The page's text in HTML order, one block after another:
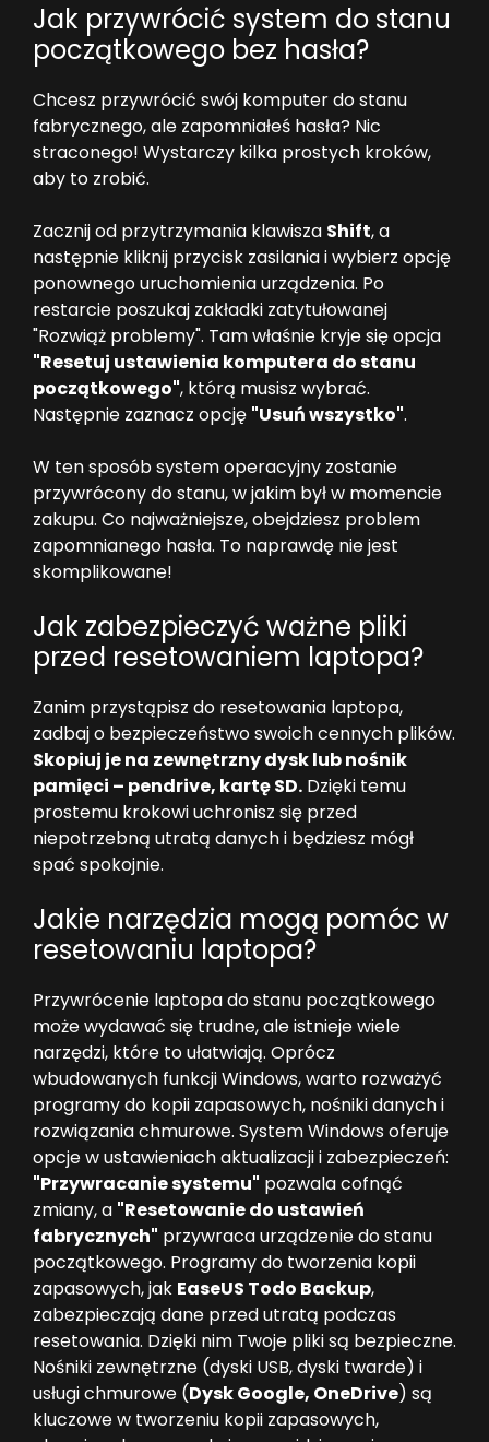
Jak przywrócić system do stanu
początkowego bez hasła?
Chcesz przywrócić swój komputer do stanu
fabrycznego, ale zapomniałeś hasła? Nic
straconego! Wystarczy kilka prostych kroków,
aby to zrobić.
Zacznij od przytrzymania klawisza Shift, a
następnie kliknij przycisk zasilania i wybierz opcję
ponownego uruchomienia urządzenia. Po
restarcie poszukaj zakładki zatytułowanej
"Rozwiąż problemy". Tam właśnie kryje się opcja
"Resetuj ustawienia komputera do stanu
początkowego", którą musisz wybrać.
Następnie zaznacz opcję "Usuń wszystko".
W ten sposób system operacyjny zostanie
przywrócony do stanu, w jakim był w momencie
zakupu. Co najważniejsze, obejdziesz problem
zapomnianego hasła. To naprawdę nie jest
skomplikowane!
Jak zabezpieczyć ważne pliki
przed resetowaniem laptopa?
Zanim przystąpisz do resetowania laptopa,
zadbaj o bezpieczeństwo swoich cennych plików.
Skopiuj je na zewnętrzny dysk lub nośnik
pamięci – pendrive, kartę SD. Dzięki temu
prostemu krokowi uchronisz się przed
niepotrzebną utratą danych i będziesz mógł
spać spokojnie.
Jakie narzędzia mogą pomóc w
resetowaniu laptopa?
Przywrócenie laptopa do stanu początkowego
może wydawać się trudne, ale istnieje wiele
narzędzi, które to ułatwiają. Oprócz
wbudowanych funkcji Windows, warto rozważyć
programy do kopii zapasowych, nośniki danych i
rozwiązania chmurowe. System Windows oferuje
opcje w ustawieniach aktualizacji i zabezpieczeń:
"Przywracanie systemu" pozwala cofnąć
zmiany, a "Resetowanie do ustawień
fabrycznych" przywraca urządzenie do stanu
początkowego. Programy do tworzenia kopii
zapasowych, jak EaseUS Todo Backup,
zabezpieczają dane przed utratą podczas
resetowania. Dzięki nim Twoje pliki są bezpieczne.
Nośniki zewnętrzne (dyski USB, dyski twarde) i
usługi chmurowe (Dysk Google, OneDrive) są
kluczowe w tworzeniu kopii zapasowych,